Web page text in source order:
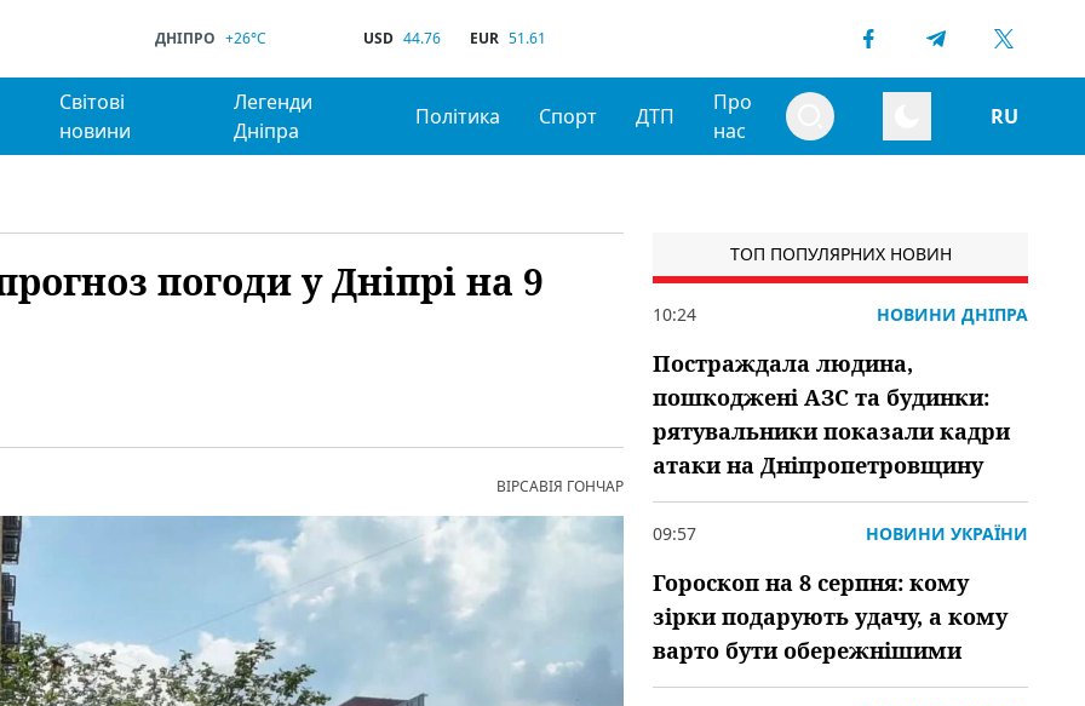
ДНІПРО +26°C USD 44.76 EUR 51.61
Світові
новини
Легенди
Дніпра
Політика Спорт ДТП
Про
нас
RU
погоди у Дніпрі на 9
ВІРСАВІЯ ГОНЧАР
ТОП ПОПУЛЯРНИХ НОВИН
10:24 НОВИНИ ДНІПРА
Постраждала людина,
пошкоджені АЗС та будинки:
рятувальники показали кадри
атаки на Дніпропетровщину
09:57 НОВИНИ УКРАЇНИ
Гороскоп на 8 серпня: кому
зірки подарують удачу, а кому
варто бути обережнішими